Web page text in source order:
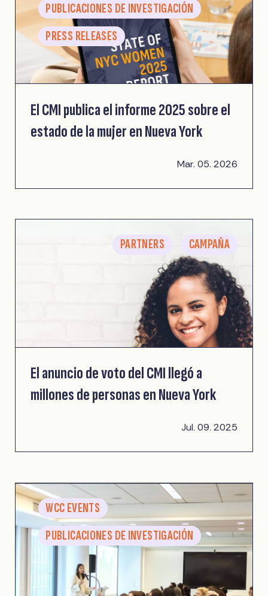
PUBLICACIONES DE INVESTIGACIÓN
PRESS RELEASES
El CMI publica el informe 2025 sobre el
estado de la mujer en Nueva York
Mar. 05. 2026
PARTNERS CAMPAÑA
El anuncio de voto del CMI llegó a
millones de personas en Nueva York
Jul. 09. 2025
WCC EVENTS
PUBLICACIONES DE INVESTIGACIÓN